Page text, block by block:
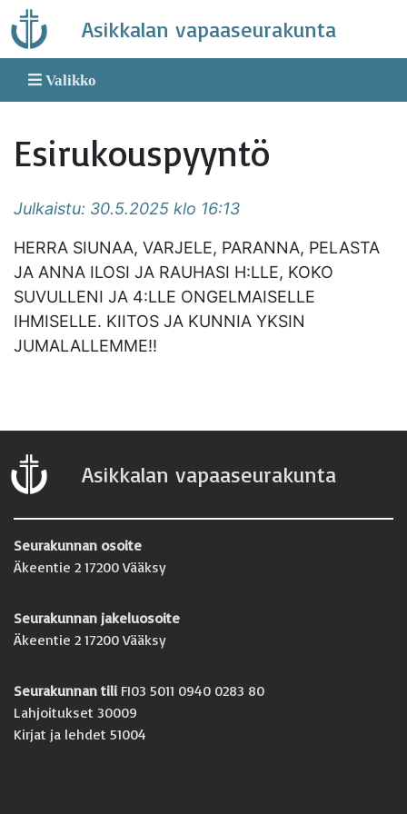
Skip
to
content
Asikkalan vapaaseurakunta
Valikko
Esirukouspyyntö
Julkaistu: 30.5.2025 klo 16:13
HERRA SIUNAA, VARJELE, PARANNA, PELASTA
JA ANNA ILOSI JA RAUHASI H:LLE, KOKO
SUVULLENI JA 4:LLE ONGELMAISELLE
IHMISELLE. KIITOS JA KUNNIA YKSIN
JUMALALLEMME!!
Asikkalan vapaaseurakunta
Seurakunnan osoite
Äkeentie 2 17200 Vääksy
Seurakunnan jakeluosoite
Äkeentie 2 17200 Vääksy
Seurakunnan tili FI03 5011 0940 0283 80
Lahjoitukset 30009
Kirjat ja lehdet 51004